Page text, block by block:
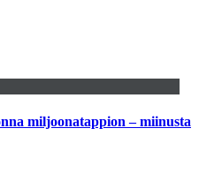
miljoonatappion – miinusta